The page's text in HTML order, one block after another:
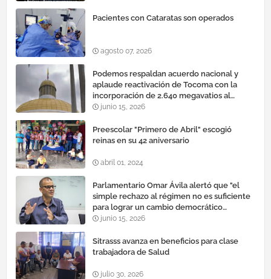
Pacientes con Cataratas son operados
agosto 07, 2026
Podemos respaldan acuerdo nacional y
aplaude reactivación de Tocoma con la
incorporación de 2.640 megavatios al
sistema eléctrico nacional
junio 15, 2026
Preescolar "Primero de Abril" escogió
reinas en su 42 aniversario
abril 01, 2024
Parlamentario Omar Ávila alertó que "el
simple rechazo al régimen no es suficiente
para lograr un cambio democrático
efectivo"
junio 15, 2026
Sitrasss avanza en beneficios para clase
trabajadora de Salud
julio 30, 2026